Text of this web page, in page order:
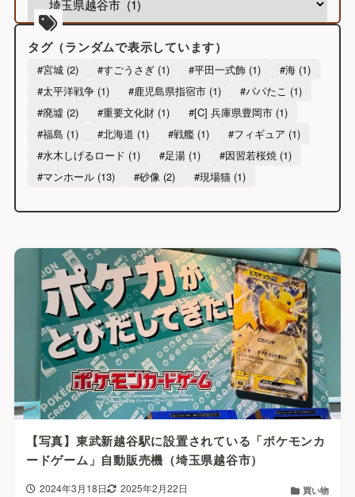
カ
イ
ブ
タグ（ランダムで表示しています）
#宮城 (2) #すごうさぎ (1) #平田一式飾 (1)
#海 (1)
#太平洋戦争 (1)
#鹿児島県指宿市 (1)
#パパたこ (1)
#廃墟 (2)
#重要文化財 (1)
#[C] 兵庫県豊岡市 (1)
#福島 (1)
#北海道 (1) #戦艦 (1)
#フィギュア (1)
#水木しげるロード (1)
#足湯 (1)
#因習若桜焼 (1)
#マンホール (13)
#砂像 (2) #現場猫 (1)
【写真】東武新越谷駅に設置されている「ポケモンカ
ードゲーム」自動販売機（埼玉県越谷市）
2024年3月18日 2025年2月22日 買い物